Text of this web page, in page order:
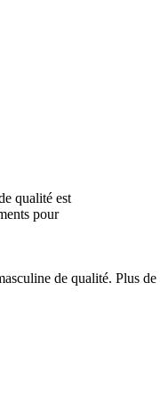
qualité est
pour
de qualité. Plus